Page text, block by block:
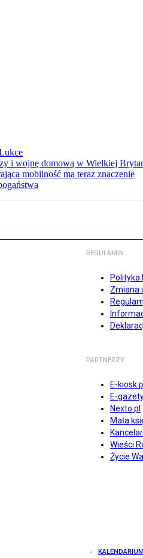
i wojnę domową w Wielkiej
mobilność ma teraz znaczenie
REGULAMIN
Polityka
Zmiana
PARTNERZY
E-kiosk.pl
E-
Nexto.pl
Mała
Wieści
Życie
KALENDARIUM